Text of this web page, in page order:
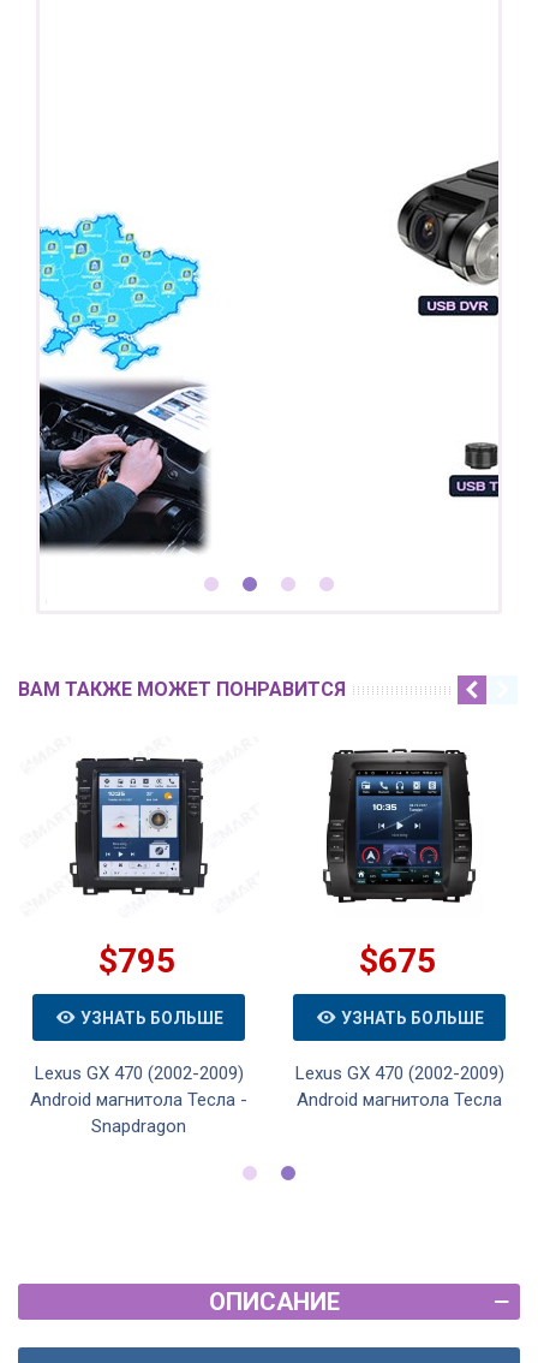
ВАМ ТАКЖЕ МОЖЕТ ПОНРАВИТСЯ
$795
УЗНАТЬ БОЛЬШЕ
Lexus GX 470 (2002-2009)
Android магнитола Тесла -
Snapdragon
$675
УЗНАТЬ БОЛЬШЕ
Lexus GX 470 (2002-2009)
Android магнитола Тесла
ОПИСАНИЕ